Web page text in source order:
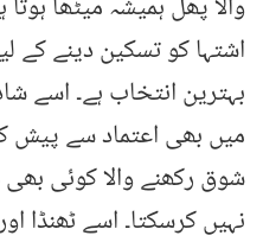
اشتہا کو تسکین دینے کے
بہترین انتخاب ہے۔ اسے
میں بھی اعتماد سے پیش
شوق رکھنے والا کوئی
نہیں کرسکتا۔ اسے ٹھنڈا